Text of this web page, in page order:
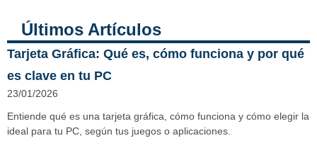
Últimos Artículos
Tarjeta Gráfica: Qué es, cómo funciona y por qué
es clave en tu PC
23/01/2026
Entiende qué es una tarjeta gráfica, cómo funciona y cómo elegir la
ideal para tu PC, según tus juegos o aplicaciones.